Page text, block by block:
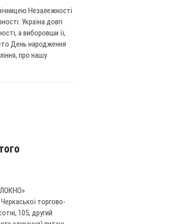
Незалежності
Україна довгі
а виборовши її,
День народження
про нашу
торгово-
105, другий